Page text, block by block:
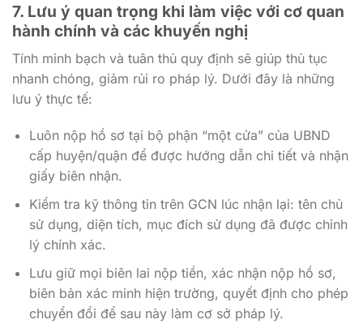
7. Lưu ý quan trọng khi làm việc với cơ quan
hành chính và các khuyến nghị
Tính minh bạch và tuân thủ quy định sẽ giúp thủ tục
nhanh chóng, giảm rủi ro pháp lý. Dưới đây là những
lưu ý thực tế:
Luôn nộp hồ sơ tại bộ phận “một cửa” của UBND
cấp huyện/quận để được hướng dẫn chi tiết và nhận
giấy biên nhận.
Kiểm tra kỹ thông tin trên GCN lúc nhận lại: tên chủ
sử dụng, diện tích, mục đích sử dụng đã được chỉnh
lý chính xác.
Lưu giữ mọi biên lai nộp tiền, xác nhận nộp hồ sơ,
biên bản xác minh hiện trường, quyết định cho phép
chuyển đổi để sau này làm cơ sở pháp lý.